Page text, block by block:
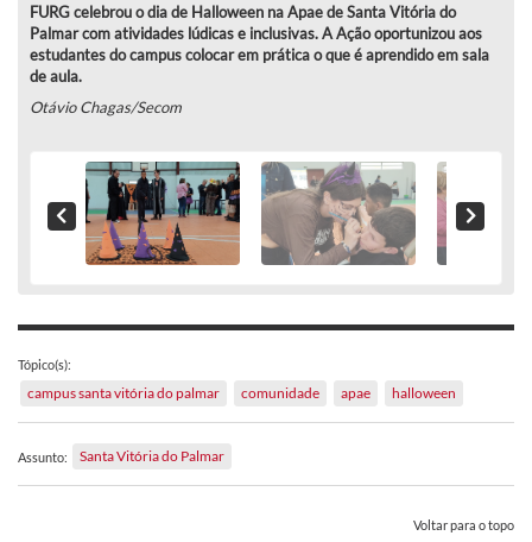
FURG celebrou o dia de Halloween na Apae de Santa Vitória do
Palmar com atividades lúdicas e inclusivas. A Ação oportunizou aos
estudantes do campus colocar em prática o que é aprendido em sala
de aula.
Otávio Chagas/Secom
Tópico(s):
campus santa vitória do palmar comunidade apae halloween
Assunto: Santa Vitória do Palmar
Voltar para o topo